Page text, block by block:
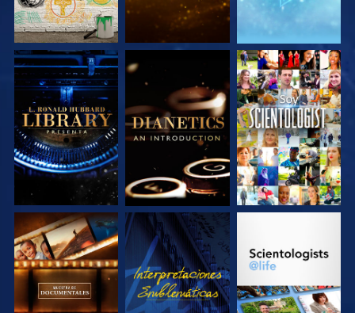
EXPLORA LAS
SERIES
EXPLORA LAS
SERIES
VE
EXPLORA LAS
SERIES
VE
EXPLORA LAS